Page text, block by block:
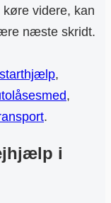
videre, kan
næste skridt.
starthjælp,
,
.
i